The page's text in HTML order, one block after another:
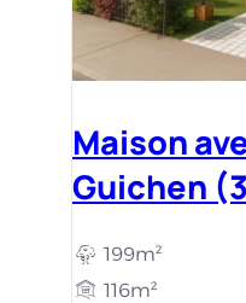
Maison
Guichen
199m²
116m²